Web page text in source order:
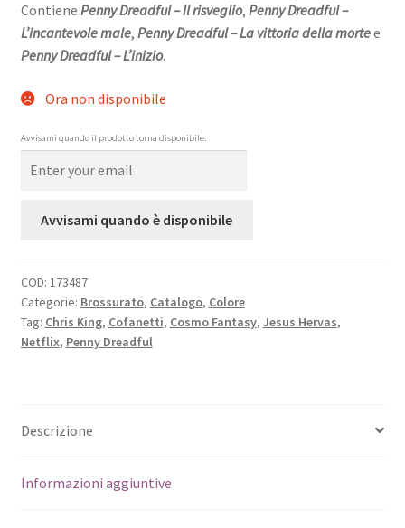
Contiene Penny Dreadful – Il risveglio, Penny Dreadful –
L’incantevole male, Penny Dreadful – La vittoria della mortee
Penny Dreadful – L’inizio.
Ora non disponibile
Avvisami quando il prodotto torna disponibile:
Avvisami quando è disponibile
COD: 173487
Categorie: Brossurato, Catalogo, Colore
Tag: Chris King, Cofanetti, Cosmo Fantasy, Jesus Hervas,
Netflix, Penny Dreadful
Descrizione
Informazioni aggiuntive